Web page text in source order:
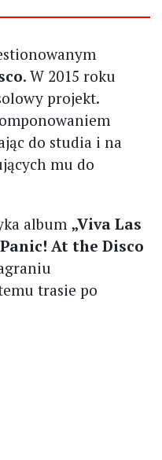
. W 2015 roku
projekt.
do studia i na
mu do
album „Viva Las
Panic! At the Disco
trasie po